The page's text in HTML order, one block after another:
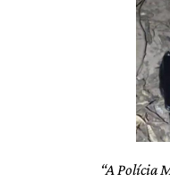
“A Polícia